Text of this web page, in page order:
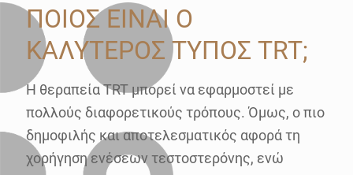
ΠΟΙΟΣ ΕΙΝΑΙ Ο
ΚΑΛΥΤΕΡΟΣ ΤΥΠΟΣ TRT;
Η θεραπεία TRT μπορεί να εφαρμοστεί με
πολλούς διαφορετικούς τρόπους. Όμως, ο πιο
δημοφιλής και αποτελεσματικός αφορά τη
χορήγηση ενέσεων τεστοστερόνης, ενώ